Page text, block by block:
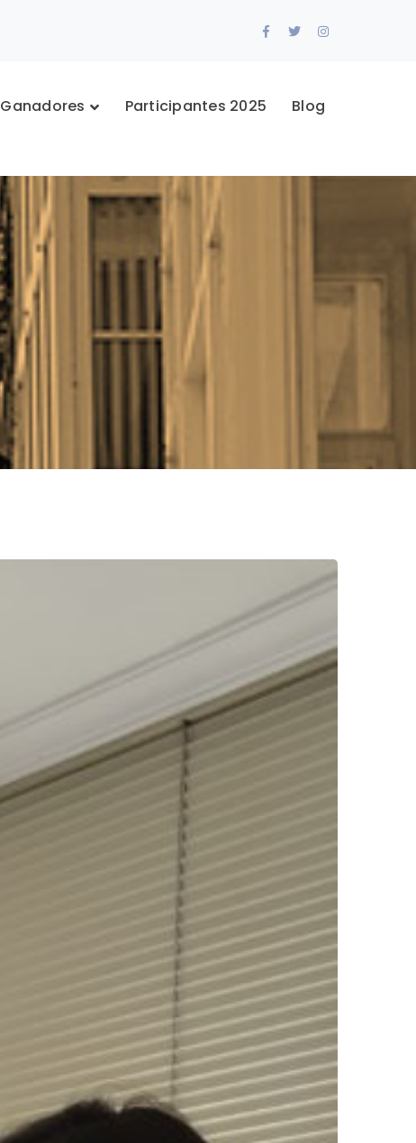
Facebook
TwitterInstagram
Ganadores Participantes 2025 Blog